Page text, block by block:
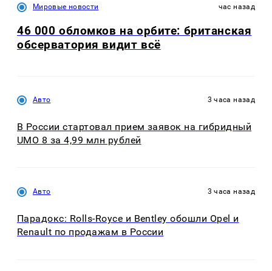
Мировые новости час назад
46 000 обломков на орбите: британская
обсерватория видит всё
Авто 3 часа назад
В России стартовал прием заявок на гибридный
UMO 8 за 4,99 млн рублей
Авто 3 часа назад
Парадокс: Rolls-Royce и Bentley обошли Opel и
Renault по продажам в России